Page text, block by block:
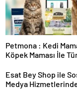
Petmona : Kedi
Köpek Maması İle
Esat Bey Shop ile
Medya